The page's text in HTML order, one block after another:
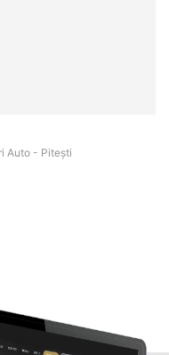
Auto - Piteşti